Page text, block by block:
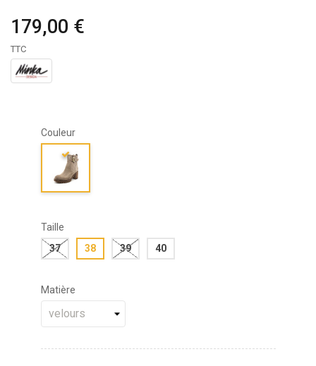
179,00 €
TTC
Couleur
Taille
37
38 39 40
Matière